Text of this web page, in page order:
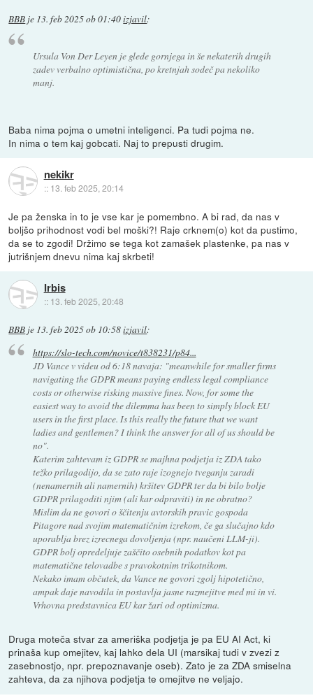
BBB je 13. feb 2025 ob 01:40izjavil:
Ursula Von Der Leyen je glede gornjega in še nekaterih drugih
zadev verbalno optimistična, po kretnjah sodeč pa nekoliko
manj.
Baba nima pojma o umetni inteligenci. Pa tudi pojma ne.
In nima o tem kaj gobcati. Naj to prepusti drugim.
nekikr
:: 13. feb 2025, 20:14
Je pa ženska in to je vse kar je pomembno. A bi rad, da nas v
boljšo prihodnost vodi bel moški?! Raje crknem(o) kot da pustimo,
da se to zgodi! Držimo se tega kot zamašek plastenke, pa nas v
jutrišnjem dnevu nima kaj skrbeti!
Irbis
:: 13. feb 2025, 20:48
BBB je 13. feb 2025 ob 10:58izjavil:
https://slo-tech.com/novice/t838231/p84...
JD Vance v videu od 6:18 navaja: "meanwhile for smaller firms
navigating the GDPR means paying endless legal compliance
costs or otherwise risking massive fines. Now, for some the
easiest way to avoid the dilemma has been to simply block EU
users in the first place. Is this really the future that we want
ladies and gentlemen? I think the answer for all of us should be
no".
Katerim zahtevam iz GDPR se majhna podjetja iz ZDA tako
težko prilagodijo, da se zato raje izognejo tveganju zaradi
(nenamernih ali namernih) kršitev GDPR ter da bi bilo bolje
GDPR prilagoditi njim (ali kar odpraviti) in ne obratno?
Mislim da ne govori o ščitenju avtorskih pravic gospoda
Pitagore nad svojim matematičnim izrekom, če ga slučajno kdo
uporablja brez izrecnega dovoljenja (npr. naučeni LLM-ji).
GDPR bolj opredeljuje zaščito osebnih podatkov kot pa
matematične telovadbe s pravokotnim trikotnikom.
Nekako imam občutek, da Vance ne govori zgolj hipotetično,
ampak daje navodila in postavlja jasne razmejitve med mi in vi.
Vrhovna predstavnica EU kar žari od optimizma.
Druga moteča stvar za ameriška podjetja je pa EU AI Act, ki
prinaša kup omejitev, kaj lahko dela UI (marsikaj tudi v zvezi z
zasebnostjo, npr. prepoznavanje oseb). Zato je za ZDA smiselna
zahteva, da za njihova podjetja te omejitve ne veljajo.